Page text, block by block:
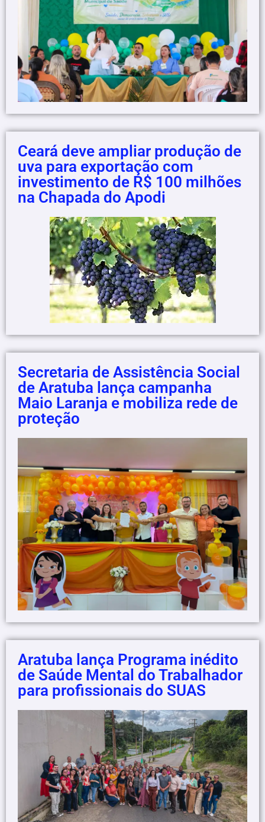
Ceará deve ampliar produção de
uva para exportação com
investimento de R$ 100 milhões
na Chapada do Apodi
Secretaria de Assistência Social
de Aratuba lança campanha
Maio Laranja e mobiliza rede de
proteção
Aratuba lança Programa inédito
de Saúde Mental do Trabalhador
para profissionais do SUAS